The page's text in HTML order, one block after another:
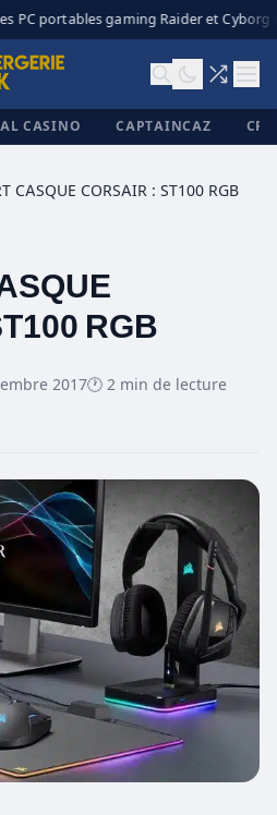
PC portables gaming Raider et Cyborg
CASINO CAPTAINCAZ
CASQUE CORSAIR : ST100 RGB
RGB
2017🕐 2 min de lecture